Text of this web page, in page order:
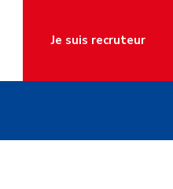
Je suis recruteur